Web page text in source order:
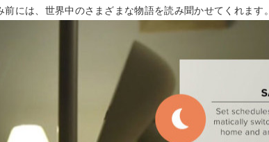
前には、世界中のさまざまな物語を読み聞かせてくれます。